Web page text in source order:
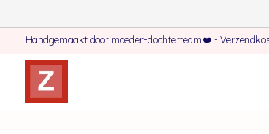
Handgemaakt door moeder-dochterteam❤️ -